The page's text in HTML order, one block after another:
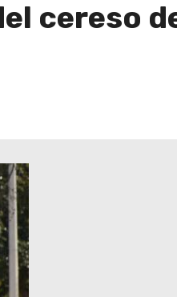
cereso